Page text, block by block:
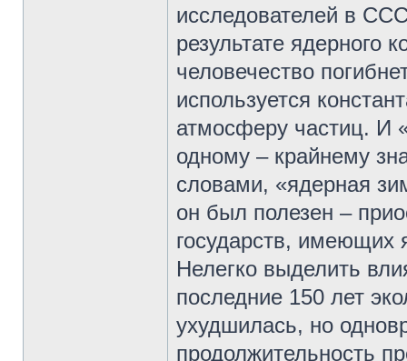
исследователей в
результате ядерного
человечество
используется
атмосферу частиц. И
одному – крайнему
словами, «ядерная
он был полезен –
государств, имеющих
Нелегко выделить
последние 150 лет
ухудшилась, но
продолжительность